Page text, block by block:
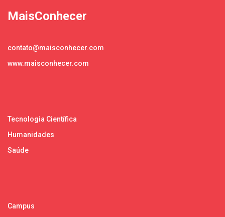
MaisConhecer
contato@maisconhecer.com
www.maisconhecer.com
Tecnologia Científica
Humanidades
Saúde
Campus